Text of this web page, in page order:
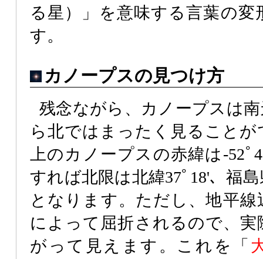
る星）」を意味する言葉の
す。
カノープスの見つけ方
残念ながら、カノープスは
ら北ではまったく見ること
上のカノープスの赤緯は-52
すれば北限は北緯37ﾟ18'、福
となります。ただし、地平
によって屈折されるので、
がって見えます。これを「